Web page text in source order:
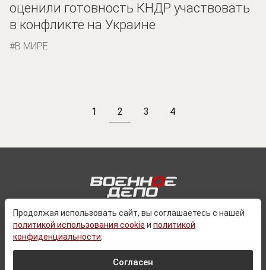
оценили готовность КНДР участвовать
в конфликте на Украине
В МИРЕ
1 2 3 4
Продолжая использовать сайт, вы соглашаетесь с нашей
политикой использования cookie и политикой
конфиденциальности
Согласен
О ПРОЕКТЕ
ПОЛЬЗОВАТЕЛЬСКОЕ СОГЛАШЕНИЕ